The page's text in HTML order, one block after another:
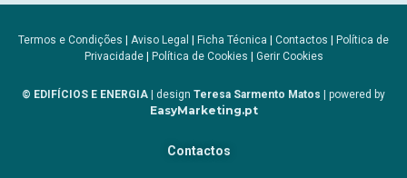
Termos e Condições | Aviso Legal | Ficha Técnica | Contactos | Política de
Privacidade| Política de Cookies | Gerir Cookies
© EDIFÍCIOS E ENERGIA | design Teresa Sarmento Matos | powered by
EasyMarketing.pt
Contactos